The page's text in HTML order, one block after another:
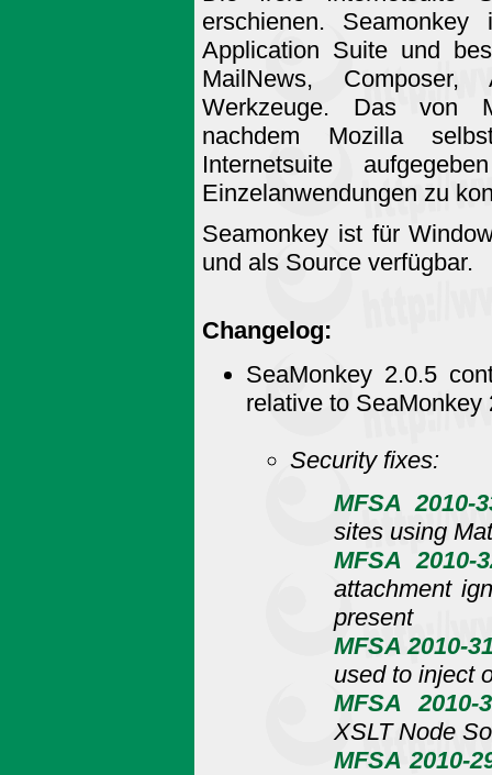
erschienen.
Application Suite und
MailNews, Composer,
Werkzeuge. Das von
nachdem Mozilla
Internetsuite
Einzelanwendungen zu
Seamonkey ist für
und als Source verfügbar.
Changelog:
SeaMonkey 2.0.5
relative to SeaMonkey
Security fixes:
MFSA 2010-
sites using
MFSA 2010-
attachment
present
MFSA 2010-
used to inject
MFSA 2010-
XSLT Node
MFSA 2010-